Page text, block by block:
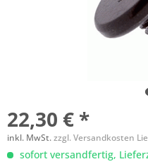
22,30 € *
inkl. MwSt.zzgl. Versandkosten
sofort versandfertig,